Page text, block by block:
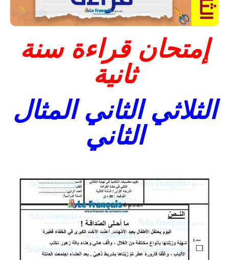
إمتحان قراءة سنة
ثانية
الثلاثي الثاني المثال
الثاني